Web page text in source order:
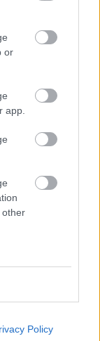
or
app.
other
Policy